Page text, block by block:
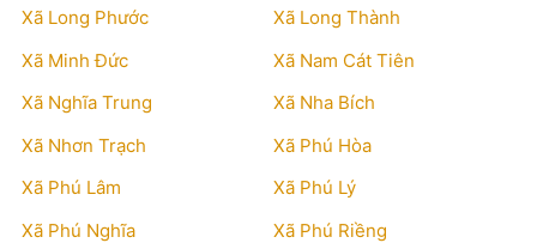
Xã Long Phước
Xã Long Thành
Xã Minh Đức
Xã Nam Cát Tiên
Xã Nghĩa Trung
Xã Nha Bích
Xã Nhơn Trạch
Xã Phú Hòa
Xã Phú Lâm
Xã Phú Lý
Xã Phú Nghĩa
Xã Phú Riềng